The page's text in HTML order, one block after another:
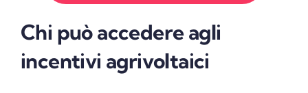
Chi può accedere agli
incentivi agrivoltaici